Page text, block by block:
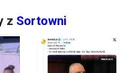
z Sortowni